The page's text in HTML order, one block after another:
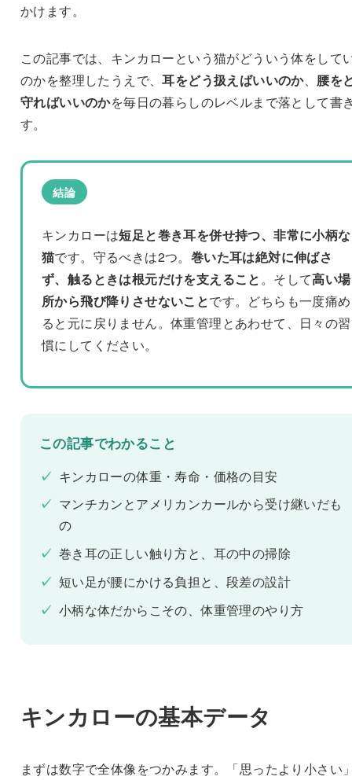
かけます。
この記事では、キンカローという猫がどういう体をして
のかを整理したうえで、耳をどう扱えばいいのか、 腰を
守ればいいのかを毎日の暮らしのレベルまで落として書
す。
結論
キンカローは短足と巻き耳を併せ持つ、非常に小柄な
猫です。守るべきは2つ。 巻いた耳は絶対に伸ばさ
ず、触るときは根元だけを支えること。そして高い場
所から飛び降りさせないことです。どちらも一度痛め
ると元に戻りません。体重管理とあわせて、日々の習
慣にしてください。
この記事でわかること
✓ キンカローの体重・寿命・価格の目安
✓ マンチカンとアメリカンカールから受け継いだも
の
✓ 巻き耳の正しい触り方と、耳の中の掃除
✓ 短い足が腰にかける負担と、段差の設計
✓ 小柄な体だからこその、体重管理のやり方
キンカローの基本データ
まずは数字で全体像をつかみます。「思ったより小さい